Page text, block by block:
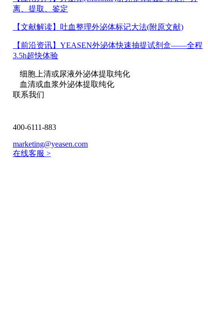
离、提取、鉴定
【文献解读】 吐血整理外泌体标记大法(附原文献)
【前沿资讯】 YEASEN外泌体快速抽提试剂盒​——全程
3.5h超快体验
细胞上清或尿液外泌体提取纯化
血清或血浆外泌体提取纯化
联系我们
400-6111-883
marketing@yeasen.com
在线客服 >